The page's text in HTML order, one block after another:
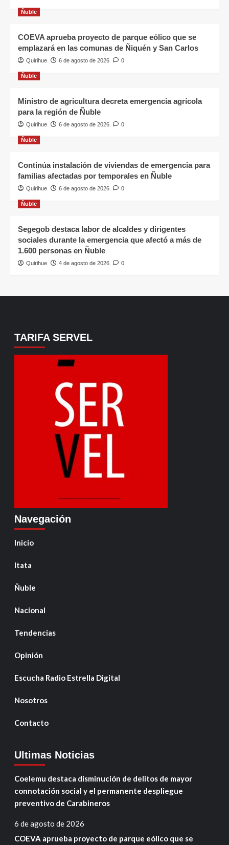
Ñuble
COEVA aprueba proyecto de parque eólico que se
emplazará en las comunas de Ñiquén y San Carlos
Quirihue 6 de agosto de 2026 0
Ñuble
Ministro de agricultura decreta emergencia agrícola
para la región de Ñuble
Quirihue 6 de agosto de 2026 0
Ñuble
Continúa instalación de viviendas de emergencia para
familias afectadas por temporales en Ñuble
Quirihue 6 de agosto de 2026 0
Ñuble
Segegob destaca labor de alcaldes y dirigentes
sociales durante la emergencia que afectó a más de
1.600 personas en Ñuble
Quirihue 4 de agosto de 2026 0
TARIFA SERVEL
Navegación
Inicio
Itata
Ñuble
Nacional
Tendencias
Opinión
Escucha Radio Estrella Digital
Nosotros
Contacto
Ultimas Noticias
Coelemu destaca disminución de delitos de mayor
connotación social y el permanente despliegue
preventivo de Carabineros
6 de agosto de 2026
COEVA aprueba proyecto de parque eólico que se